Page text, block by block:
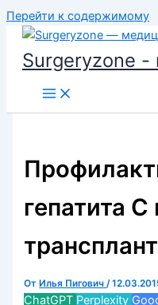
Перейти к содержимому
Surgeryzone -
гепатита С
От Илья Пигович/
ChatGPT Perplexity